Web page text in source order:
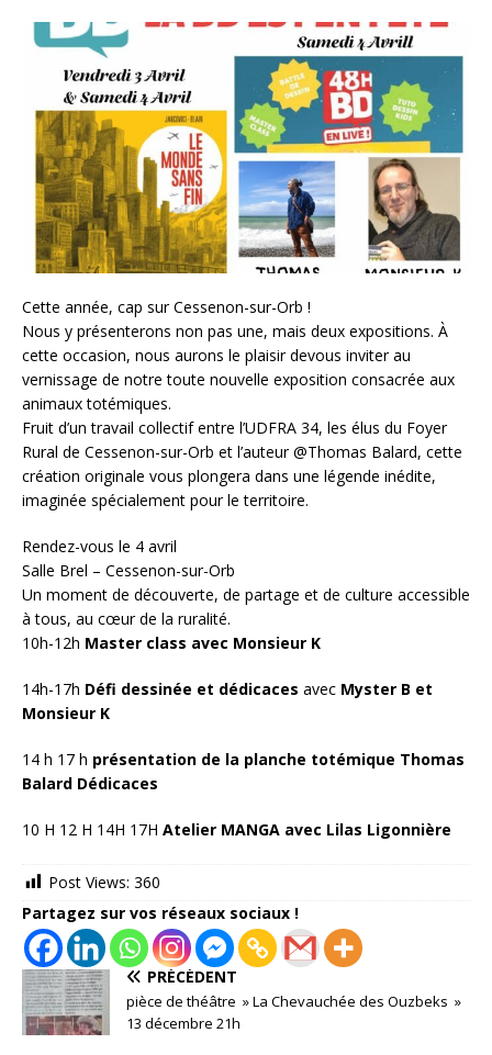
Cette année, cap sur Cessenon-sur-Orb !
Nous y présenterons non pas une, mais deux expositions. À
cette occasion, nous aurons le plaisir devous inviter au
vernissage de notre toute nouvelle exposition consacrée aux
animaux totémiques.
Fruit d’un travail collectif entre l’UDFRA 34, les élus du Foyer
Rural de Cessenon-sur-Orb et l’auteur @Thomas Balard, cette
création originale vous plongera dans une légende inédite,
imaginée spécialement pour le territoire.
Rendez-vous le 4 avril
Salle Brel – Cessenon-sur-Orb
Un moment de découverte, de partage et de culture accessible
à tous, au cœur de la ruralité.
10h-12h Master class avec Monsieur K
14h-17h Défi dessinée et dédicaces avec Myster B et
Monsieur K
14 h 17 h présentation de la planche totémique Thomas
Balard Dédicaces
10 H 12 H 14H 17H Atelier MANGA avec Lilas Ligonnière
Post Views: 360
Partagez sur vos réseaux sociaux !
PRÉCÉDENT
pièce de théâtre » La Chevauchée des Ouzbeks »
13 décembre 21h